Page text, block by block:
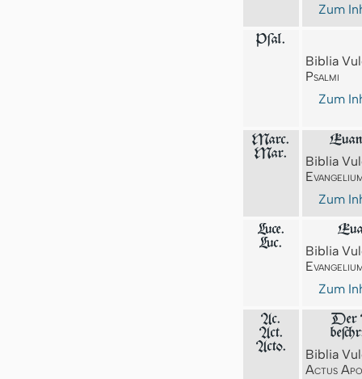
Zum
Pſal.
Biblia
Psalmi
Zum
Marc.
Mar.
Biblia
Zum
Luce.
Luc.
Biblia
Zum
Ac.
Act.
Acto.
Der
Biblia
Actus